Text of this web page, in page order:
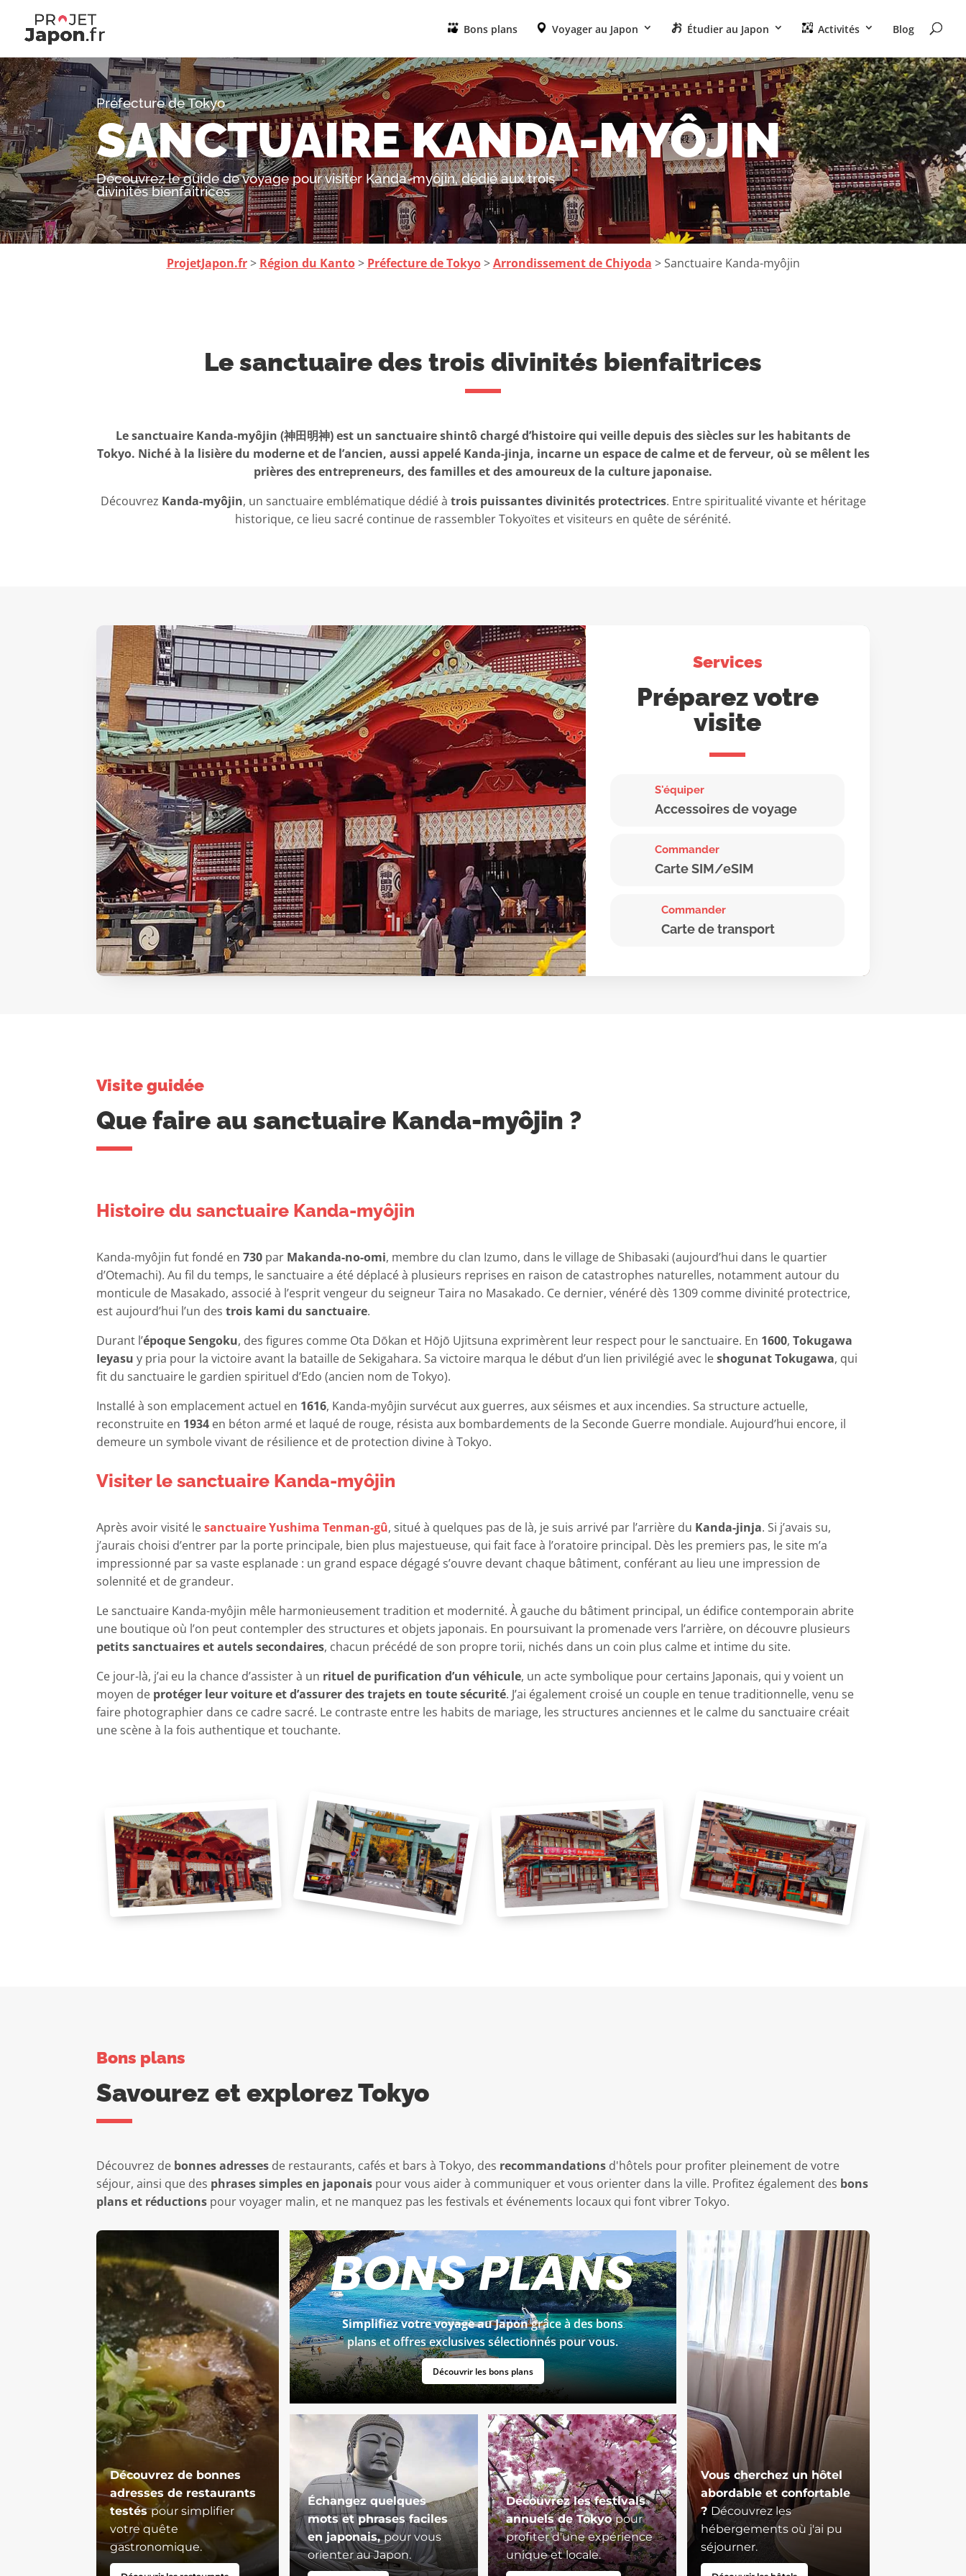
Bons plans Voyager au Japon Étudier au Japon Activités Blog
Préfecture de Tokyo
SANCTUAIRE KANDA-MYÔJIN
Découvrez le guide de voyage pour visiter Kanda-myôjin, dédié aux trois
divinités bienfaitrices
ProjetJapon.fr> Région du Kanto> Préfecture de Tokyo>Arrondissement de Chiyoda > Sanctuaire Kanda-myôjin
Le sanctuaire des trois divinités bienfaitrices
Le sanctuaire Kanda-myôjin (神田明神) est un sanctuaire shintô chargé d’histoire qui veille depuis des siècles sur les habitants de
Tokyo. Niché à la lisière du moderne et de l’ancien, aussi appelé Kanda-jinja, incarne un espace de calme et de ferveur, où se mêlent les
prières des entrepreneurs, des familles et des amoureux de la culture japonaise.
Découvrez Kanda-myôjin, un sanctuaire emblématique dédié à trois puissantes divinités protectrices. Entre spiritualité vivante et héritage
historique, ce lieu sacré continue de rassembler Tokyoïtes et visiteurs en quête de sérénité.
Services
Préparez votre
visite
S'équiper
Accessoires de voyage
Commander
Carte SIM/eSIM
Commander
Carte de transport
Visite guidée
Que faire au sanctuaire Kanda-myôjin ?
Histoire du sanctuaire Kanda-myôjin
Kanda-myôjin fut fondé en730 par Makanda-no-omi, membre du clan Izumo, dans le village de Shibasaki (aujourd’hui dans le quartier
d’Otemachi). Au fil du temps, le sanctuaire a été déplacé à plusieurs reprises en raison de catastrophes naturelles, notamment autour du
monticule de Masakado, associé à l’esprit vengeur du seigneur Taira no Masakado. Ce dernier, vénéré dès 1309 comme divinité protectrice,
est aujourd’hui l’un destrois kami du sanctuaire.
Durant l’époque Sengoku, des figures comme Ota Dōkan et Hōjō Ujitsuna exprimèrent leur respect pour le sanctuaire. En 1600,Tokugawa
Ieyasu y pria pour la victoire avant la bataille de Sekigahara. Sa victoire marqua le début d’un lien privilégié avec leshogunat Tokugawa, qui
fit du sanctuaire le gardien spirituel d’Edo (ancien nom de Tokyo).
Installé à son emplacement actuel en 1616, Kanda-myôjin survécut aux guerres, aux séismes et aux incendies. Sa structure actuelle,
reconstruite en 1934 en béton armé et laqué de rouge, résista aux bombardements de la Seconde Guerre mondiale. Aujourd’hui encore, il
demeure un symbole vivant de résilience et de protection divine à Tokyo.
Visiter le sanctuaire Kanda-myôjin
Après avoir visité lesanctuaire Yushima Tenman-gû, situé à quelques pas de là, je suis arrivé par l’arrière du Kanda-jinja. Si j’avais su,
j’aurais choisi d’entrer par la porte principale, bien plus majestueuse, qui fait face à l’oratoire principal. Dès les premiers pas, le site m’a
impressionné par sa vaste esplanade : un grand espace dégagé s’ouvre devant chaque bâtiment, conférant au lieu une impression de
solennité et de grandeur.
Le sanctuaire Kanda-myôjin mêle harmonieusement tradition et modernité. À gauche du bâtiment principal, un édifice contemporain abrite
une boutique où l’on peut contempler des structures et objets japonais. En poursuivant la promenade vers l’arrière, on découvre plusieurs
petits sanctuaires et autels secondaires, chacun précédé de son propre torii, nichés dans un coin plus calme et intime du site.
Ce jour-là, j’ai eu la chance d’assister à un rituel de purification d’un véhicule, un acte symbolique pour certains Japonais, qui y voient un
moyen de protéger leur voiture et d’assurer des trajets en toute sécurité. J’ai également croisé un couple en tenue traditionnelle, venu se
faire photographier dans ce cadre sacré. Le contraste entre les habits de mariage, les structures anciennes et le calme du sanctuaire créait
une scène à la fois authentique et touchante.
Bons plans
Savourez et explorez Tokyo
Découvrez de bonnes adresses de restaurants, cafés et bars à Tokyo, des recommandations d'hôtels pour profiter pleinement de votre
séjour, ainsi que des phrases simples en japonais pour vous aider à communiquer et vous orienter dans la ville. Profitez également des bons
plans et réductions pour voyager malin, et ne manquez pas les festivals et événements locaux qui font vibrer Tokyo.
BONS PLANS
Simplifiez votre voyage au Japongrâce à des bons
plans et offres exclusives sélectionnés pour vous.
Découvrir les bons plans
Découvrez de bonnes
adresses de restaurants
testéspour simplifier
votre quête
gastronomique.
Échangez quelques
mots et phrases faciles
en japonais,pour vous
orienter au Japon.
Vous cherchez un hôtel
abordable et confortable
? Découvrez les
hébergements où j'ai pu
séjourner.
Découvrez les festivals
annuels de Tokyopour
profiter d'une expérience
unique et locale.